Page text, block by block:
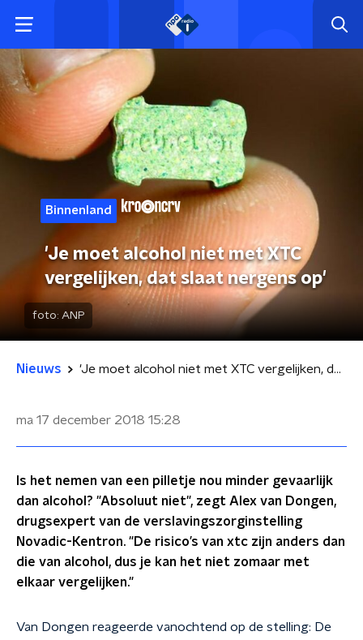
Binnenland
'Je moet alcohol niet met XTC
vergelijken, dat slaat nergens op'
foto: ANP
Nieuws 'Je moet alcohol niet met XTC vergelijken, dat slaat nergens op'
ma 17 december 2018 15:28
Is het nemen van een pilletje nou minder gevaarlijk
dan alcohol? "Absoluut niet", zegt Alex van Dongen,
drugsexpert van de verslavingszorginstelling
Novadic-Kentron. "De risico’s van xtc zijn anders dan
die van alcohol, dus je kan het niet zomaar met
elkaar vergelijken."
Van Dongen reageerde vanochtend op de stelling: De